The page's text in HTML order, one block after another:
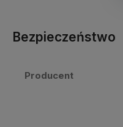
Bezpieczeństwo
Producent